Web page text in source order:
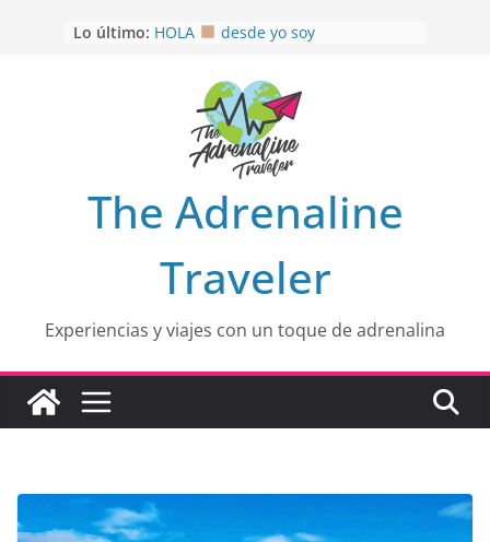
Lo último: HOLA
desde yo soy
EL SENDERO DEL CACAO: Excelente
opción
HOSPEDAJE AL NATURALSHH !!
OTRA PERSPECTIVA de RÍO EL
MULITO!
The Adrenaline
Traveler
Experiencias y viajes con un toque de adrenalina